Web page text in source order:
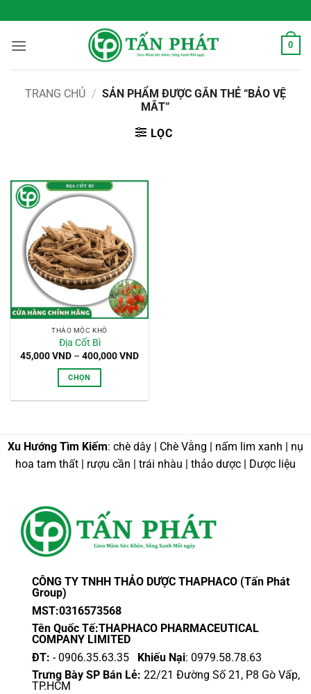
qua
nội
0
TRANG CHỦ / SẢN PHẨM ĐƯỢC GẮN THẺ “BẢO VỆ
MẮT”
LỌC
THẢO MỘC KHÔ
Địa Cốt Bì
45,000VND – 400,000VNDKhoảng
400,000 VND
CHỌN
nhiều
biến
chọn
có
chọn
trang
sản
phẩm
Xu Hướng Tìm Kiếm: chè dây | Chè Vằng | nấm lim xanh | nụ
hoa tam thất | rượu cần | trái nhàu | thảo dược | Dược liệu
CÔNG TY TNHH THẢO DƯỢC THAPHACO (Tấn Phát
Group)
MST:0316573568
Tên Quốc Tế:THAPHACO PHARMACEUTICAL
COMPANY LIMITED
ĐT: - 0906.35.63.35 Khiếu Nại: 0979.58.78.63
Trưng Bày SP Bán Lẻ: 22/21 Đường Số 21, P8 Gò Vấp,
TP.HCM